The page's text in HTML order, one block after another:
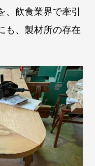
、飲食業界で牽引
も、製材所の存在